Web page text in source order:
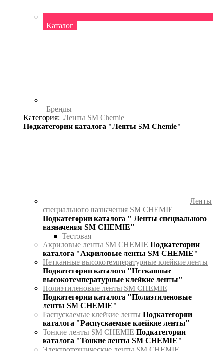
Каталог
Бренды
Категория: Ленты SM Chemie
Подкатегории каталога "Ленты SM Chemie"
Ленты
специального назначения SM CHEMIE
Подкатегории каталога " Ленты специального
назначения SM CHEMIE"
Тестовая
Акриловые ленты SM CHEMIE Подкатегории
каталога "Акриловые ленты SM CHEMIE"
Нетканные высокотемпературные клейкие ленты
Подкатегории каталога "Нетканные
высокотемпературные клейкие ленты"
Полиэтиленовые ленты SM CHEMIE
Подкатегории каталога "Полиэтиленовые
ленты SM CHEMIE"
Распускаемые клейкие ленты Подкатегории
каталога "Распускаемые клейкие ленты"
Тонкие ленты SM CHEMIE Подкатегории
каталога "Тонкие ленты SM CHEMIE"
Электротехнические ленты SM CHEMIE